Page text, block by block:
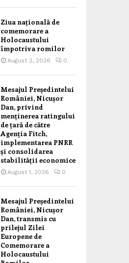
Ziua națională de
comemorare a
Holocaustului
împotriva romilor
August 2, 2026 0
Mesajul Președintelui
României, Nicușor
Dan, privind
menținerea ratingului
de țară de către
Agenția Fitch,
implementarea PNRR
și consolidarea
stabilității economice
August 1, 2026 0
Mesajul Președintelui
României, Nicușor
Dan, transmis cu
prilejul Zilei
Europene de
Comemorare a
Holocaustului